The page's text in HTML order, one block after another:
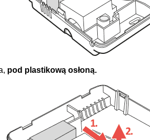
pod plastikową osłoną.